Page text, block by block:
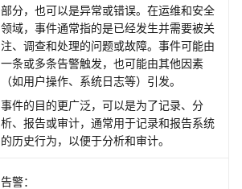
部分，也可以是异常或错误。在运维和安全
领域，事件通常指的是已经发生并需要被关
注、调查和处理的问题或故障。事件可能由
一条或多条告警触发，也可能由其他因素
（如用户操作、系统日志等）引发。
事件的目的更广泛，可以是为了记录、分
析、报告或审计，通常用于记录和报告系统
的历史行为，以便于分析和审计。
告警：